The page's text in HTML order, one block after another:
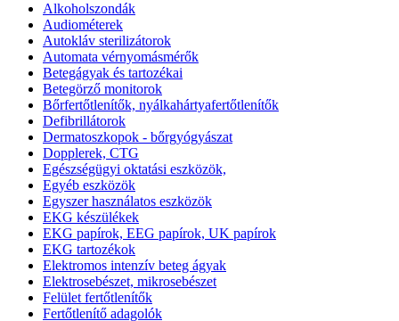
Alkoholszondák
Audiométerek
Autokláv sterilizátorok
Automata vérnyomásmérők
Betegágyak és tartozékai
Betegörző monitorok
Bőrfertőtlenítők, nyálkahártyafertőtlenítők
Defibrillátorok
Dermatoszkopok - bőrgyógyászat
Dopplerek, CTG
Egészségügyi oktatási eszközök,
Egyéb eszközök
Egyszer használatos eszközök
EKG készülékek
EKG papírok, EEG papírok, UK papírok
EKG tartozékok
Elektromos intenzív beteg ágyak
Elektrosebészet, mikrosebészet
Felület fertőtlenítők
Fertőtlenítő adagolók